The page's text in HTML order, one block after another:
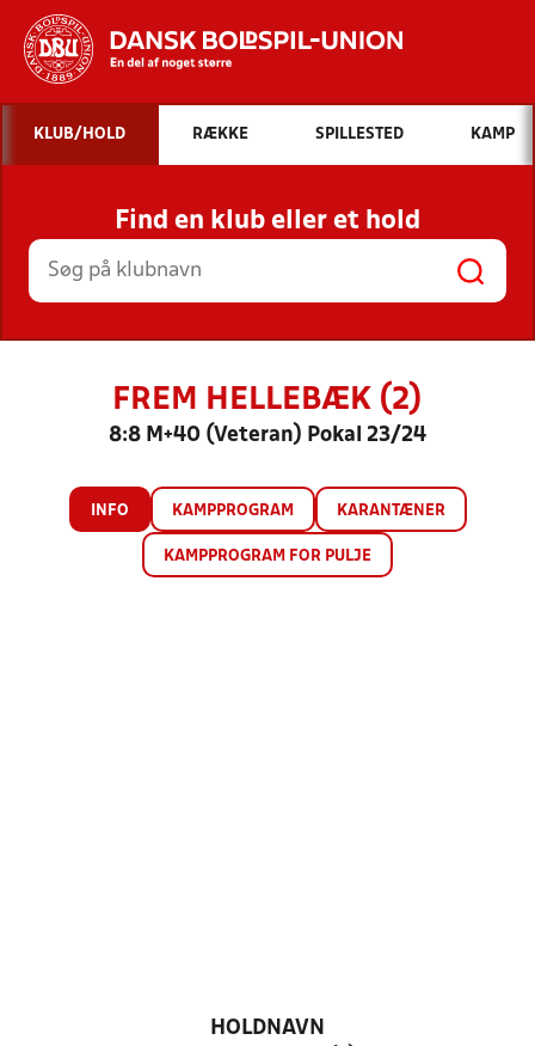
Hvad vil du søge efter?
INDHOLD OG NYHEDER
STILLINGER, RESULTATER, KLUBBER OG
HOLD
KLUB/HOLD RÆKKE SPILLESTED KAMP
Find en klub eller et hold
FREM HELLEBÆK (2)
8:8 M+40 (Veteran) Pokal 23/24
INFO KAMPPROGRAM KARANTÆNER
KAMPPROGRAM FOR PULJE
HOLDNAVN